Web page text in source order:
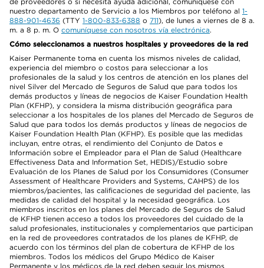
nuestro departamento de Servicio a los Miembros por teléfono al 1-
888-901-4636 (TTY 1-800-833-6388 o 711), de lunes a viernes de 8 a.
m. a 8 p. m. O comuníquese con nosotros vía electrónica.
Cómo seleccionamos a nuestros hospitales y proveedores de la red
Kaiser Permanente toma en cuenta los mismos niveles de calidad,
experiencia del miembro o costos para seleccionar a los
profesionales de la salud y los centros de atención en los planes del
nivel Silver del Mercado de Seguros de Salud que para todos los
demás productos y líneas de negocios de Kaiser Foundation Health
Plan (KFHP), y considera la misma distribución geográfica para
seleccionar a los hospitales de los planes del Mercado de Seguros de
Salud que para todos los demás productos y líneas de negocios de
Kaiser Foundation Health Plan (KFHP). Es posible que las medidas
incluyan, entre otras, el rendimiento del Conjunto de Datos e
Información sobre el Empleador para el Plan de Salud (Healthcare
Effectiveness Data and Information Set, HEDIS)/Estudio sobre
Evaluación de los Planes de Salud por los Consumidores (Consumer
Assessment of Healthcare Providers and Systems, CAHPS) de los
miembros/pacientes, las calificaciones de seguridad del paciente, las
medidas de calidad del hospital y la necesidad geográfica. Los
miembros inscritos en los planes del Mercado de Seguros de Salud
de KFHP tienen acceso a todos los proveedores del cuidado de la
salud profesionales, institucionales y complementarios que participan
en la red de proveedores contratados de los planes de KFHP, de
acuerdo con los términos del plan de cobertura de KFHP de los
miembros. Todos los médicos del Grupo Médico de Kaiser
Permanente y los médicos de la red deben seguir los mismos